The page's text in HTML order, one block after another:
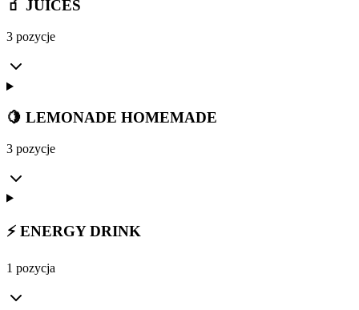
🧃 JUICES
3 pozycje
🍋 LEMONADE HOMEMADE
3 pozycje
⚡ ENERGY DRINK
1 pozycja